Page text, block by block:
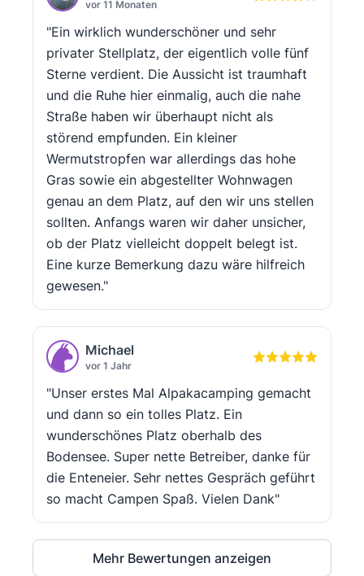
vor 11 Monaten
"Ein wirklich wunderschöner und sehr
privater Stellplatz, der eigentlich volle fünf
Sterne verdient. Die Aussicht ist traumhaft
und die Ruhe hier einmalig, auch die nahe
Straße haben wir überhaupt nicht als
störend empfunden. Ein kleiner
Wermutstropfen war allerdings das hohe
Gras sowie ein abgestellter Wohnwagen
genau an dem Platz, auf den wir uns stellen
sollten. Anfangs waren wir daher unsicher,
ob der Platz vielleicht doppelt belegt ist.
Eine kurze Bemerkung dazu wäre hilfreich
gewesen."
Michael
vor 1 Jahr
"Unser erstes Mal Alpakacamping gemacht
und dann so ein tolles Platz. Ein
wunderschönes Platz oberhalb des
Bodensee. Super nette Betreiber, danke für
die Enteneier. Sehr nettes Gespräch geführt
so macht Campen Spaß. Vielen Dank"
Mehr Bewertungen anzeigen